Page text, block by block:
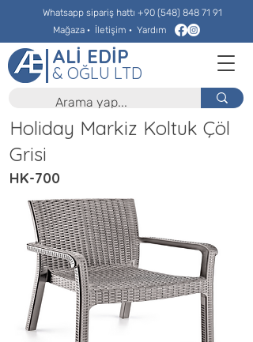
ALİ EDİP
& OĞLU LTD
Whatsapp sipariş hattı +90 (548) 848 71 91
Mağaza · İletişim · Yardım
Holiday Markiz Koltuk Çöl
Grisi
HK-700